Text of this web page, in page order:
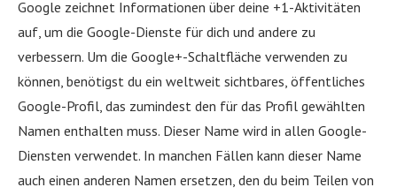
Google zeichnet Informationen über deine +1-Aktivitäten
auf, um die Google-Dienste für dich und andere zu
verbessern. Um die Google+-Schaltfläche verwenden zu
können, benötigst du ein weltweit sichtbares, öffentliches
Google-Profil, das zumindest den für das Profil gewählten
Namen enthalten muss. Dieser Name wird in allen Google-
Diensten verwendet. In manchen Fällen kann dieser Name
auch einen anderen Namen ersetzen, den du beim Teilen von